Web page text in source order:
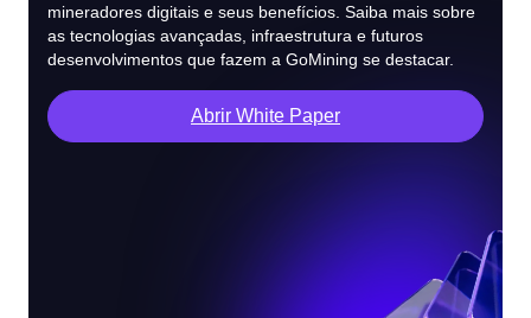
mineradores digitais e seus benefícios. Saiba mais sobre
as tecnologias avançadas, infraestrutura e futuros
desenvolvimentos que fazem a GoMining se destacar.
Abrir White Paper